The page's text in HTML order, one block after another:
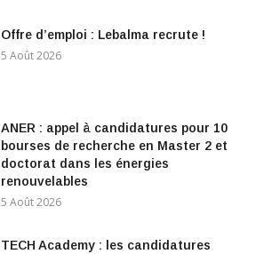
Offre d’emploi : Lebalma recrute !
5 Août 2026
ANER : appel à candidatures pour 10
bourses de recherche en Master 2 et
doctorat dans les énergies
renouvelables
5 Août 2026
TECH Academy : les candidatures